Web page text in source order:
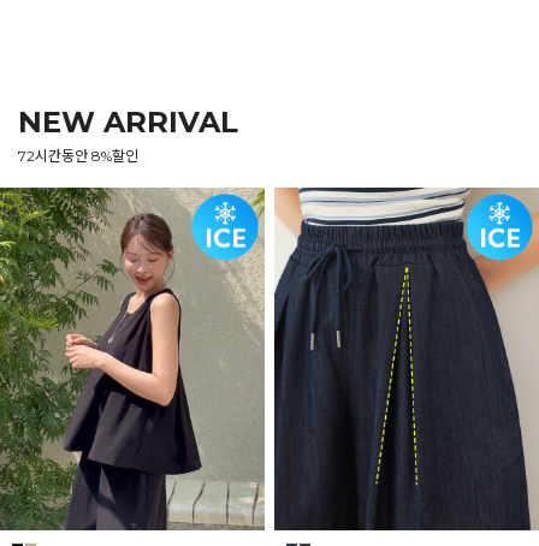
NEW ARRIVAL
72시간동안 8%할인